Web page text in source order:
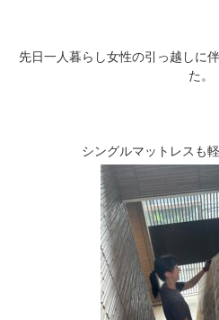
先日一人暮らし女性の引っ越しに
た。
シングルマットレスも